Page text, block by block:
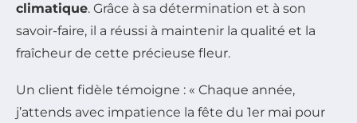
climatique. Grâce à sa détermination et à son
savoir-faire, il a réussi à maintenir la qualité et la
fraîcheur de cette précieuse fleur.
Un client fidèle témoigne : « Chaque année,
j’attends avec impatience la fête du 1er mai pour